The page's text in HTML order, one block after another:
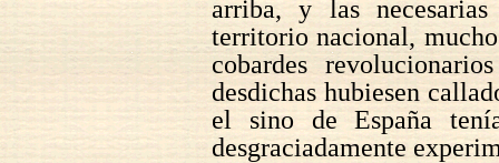
arriba, y las
territorio nacional,
cobardes
desdichas hubiesen
el sino de España
desgraciadamente